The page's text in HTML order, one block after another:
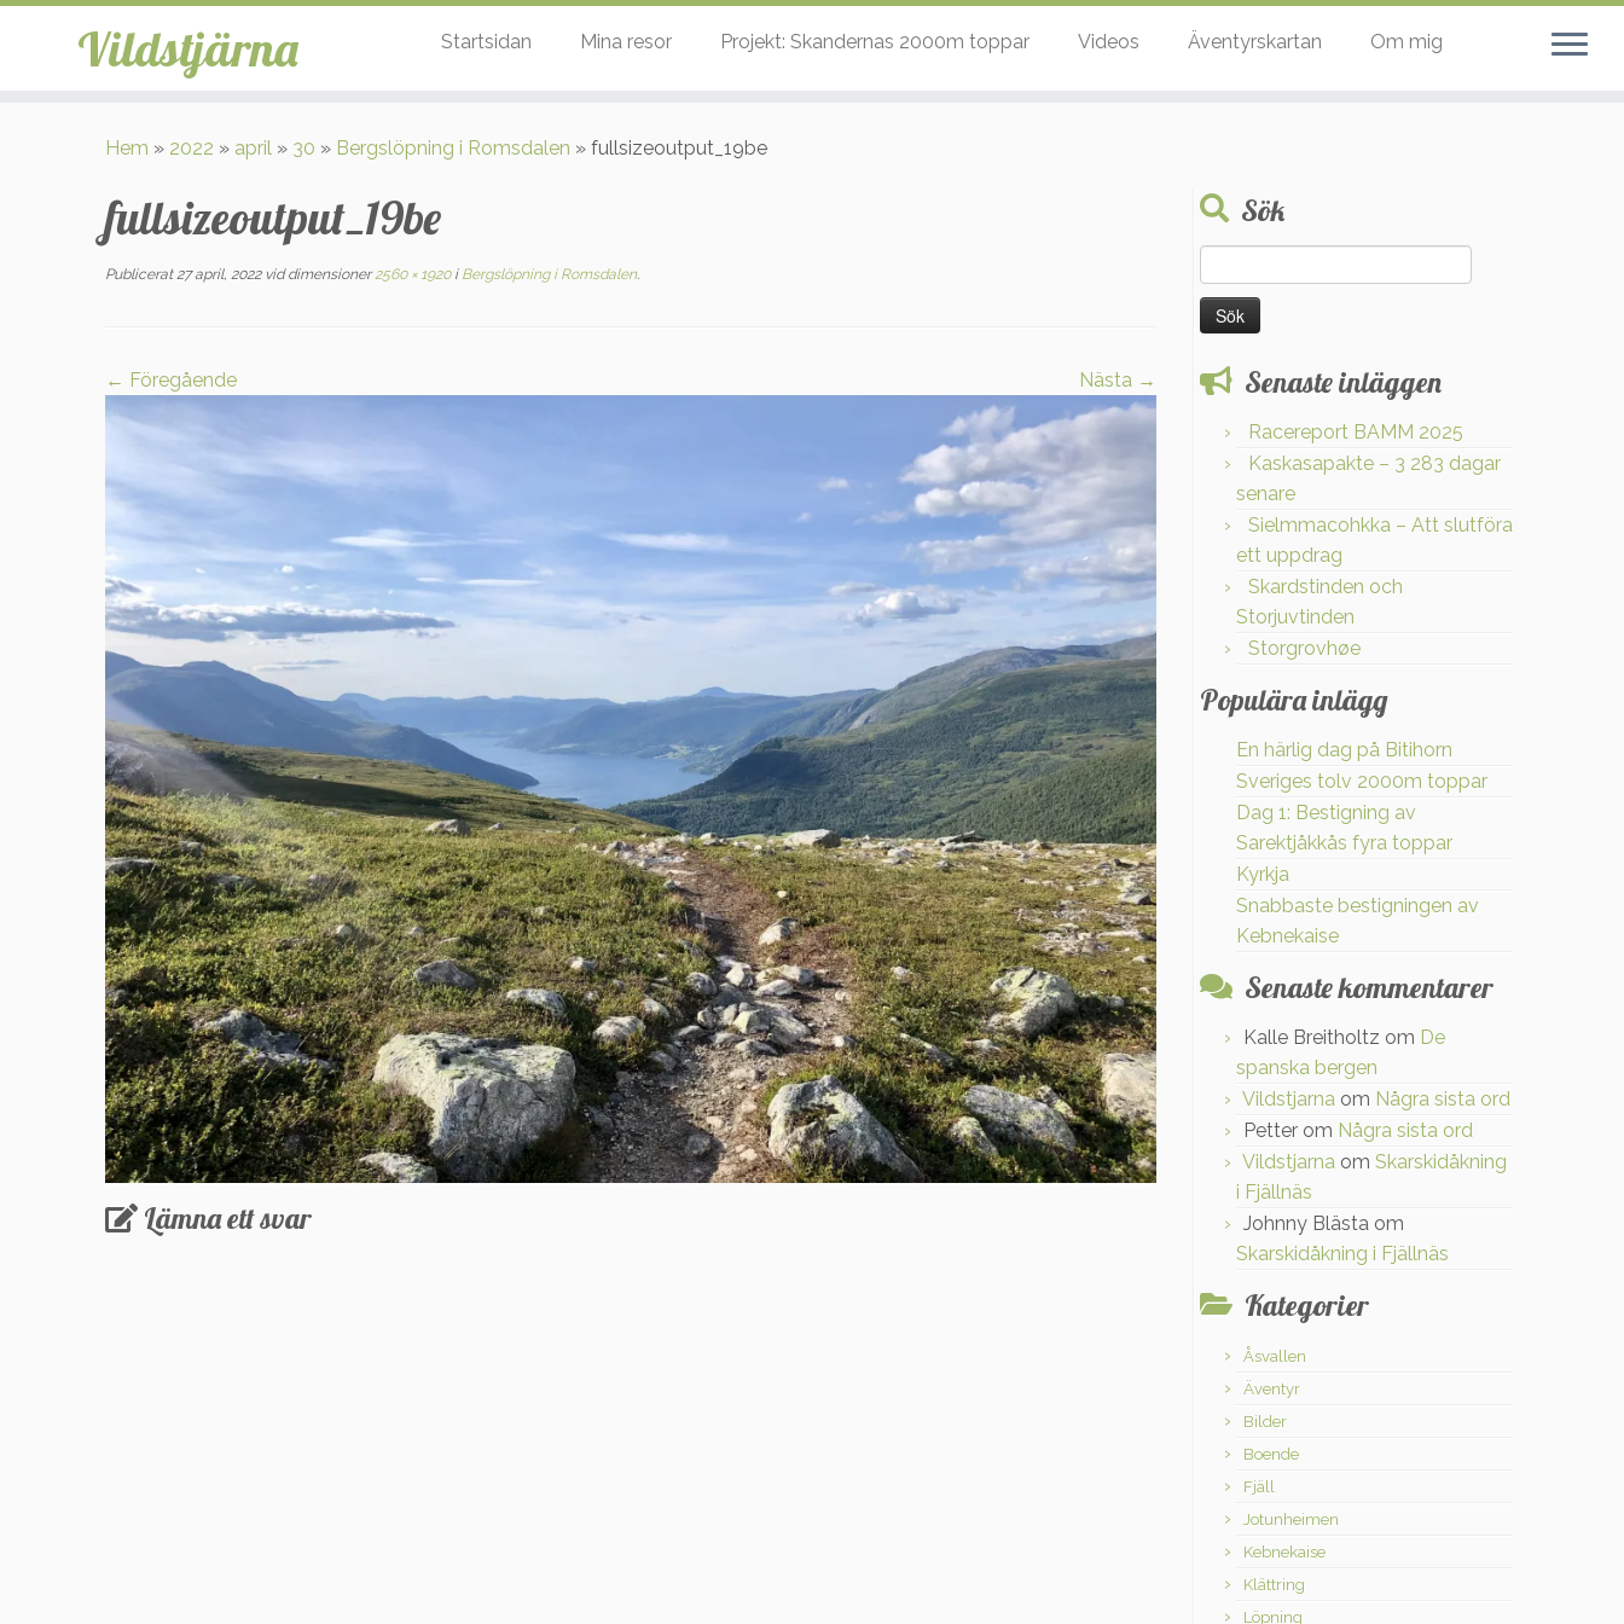
Vildstjärna Startsidan Mina resor Projekt: Skandernas 2000m toppar Videos Äventyrskartan Om mig
Hem » 2022 » april » 30 » Bergslöpning i Romsdalen » fullsizeoutput_19be
fullsizeoutput_19be
Publicerat 27 april, 2022vid dimensioner2560 × 1920iBergslöpning i Romsdalen.
← Föregående Nästa →
Lämna ett svar
Sök
efter:
Senaste inläggen
Racereport BAMM 2025
Kaskasapakte – 3 283 dagar
senare
Sielmmacohkka – Att slutföra
ett uppdrag
Skardstinden och
Storjuvtinden
Storgrovhøe
Populära inlägg
En härlig dag på Bitihorn
Sveriges tolv 2000m toppar
Dag 1: Bestigning av
Sarektjåkkås fyra toppar
Kyrkja
Snabbaste bestigningen av
Kebnekaise
Senaste kommentarer
Kalle Breitholtz om De
spanska bergen
Vildstjarna om Några sista ord
Petter om Några sista ord
Vildstjarna om Skarskidåkning
i Fjällnäs
Johnny Blästa om
Skarskidåkning i Fjällnäs
Kategorier
Åsvallen
Äventyr
Bilder
Boende
Fjäll
Jotunheimen
Kebnekaise
Klättring
Löpning